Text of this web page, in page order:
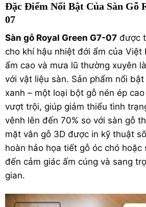
Đặc Điểm Nổi Bật Của Sàn Gỗ
07
Sàn gỗ Royal Green G7-07 được
cho khí hậu nhiệt đới ẩm của Việt
ẩm cao và mưa lũ thường xuyên
với vật liệu sàn. Sản phẩm nổi
xanh – một loại bột gỗ nén ép
vượt trội, giúp giảm thiểu tình
vênh lên đến 70% so với sàn gỗ
mặt vân gỗ 3D được in kỹ thuật
hoàn hảo họa tiết gỗ óc chó hoặc
đến cảm giác ấm cúng và sang
gian.